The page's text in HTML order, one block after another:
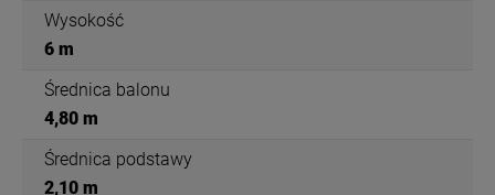
Wysokość
6 m
Średnica balonu
4,80 m
Średnica podstawy
2,10 m